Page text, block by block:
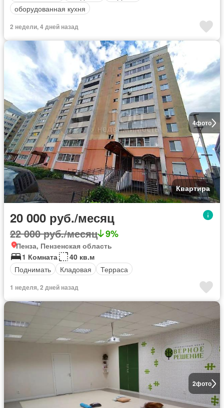
оборудованная кухня
2 недели, 4 дней назад
4фото
Квартира
20 000 руб./месяц
22 000 руб./месяц 9%
Пенза, Пензенская область
1 Комната
40 кв.м
Поднимать
Кладовая Терраса
1 неделя, 2 дней назад
2фото